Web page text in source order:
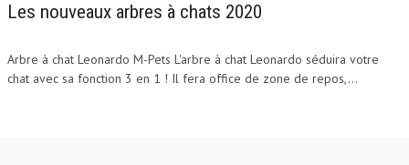
Les nouveaux arbres à chats 2020
Arbre à chat Leonardo M-Pets L'arbre à chat Leonardo séduira votre
chat avec sa fonction 3 en 1 ! Il fera office de zone de repos,...